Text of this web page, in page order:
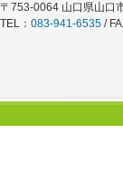
〒753-0064 山口県山口
TEL： 083-941-6535 /